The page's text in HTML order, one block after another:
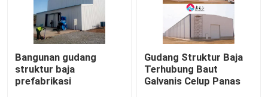
Bangunan gudang
struktur baja
prefabrikasi
Gudang Struktur Baja
Terhubung Baut
Galvanis Celup Panas